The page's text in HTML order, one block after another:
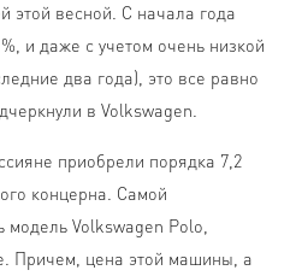
этой весной. С начала года
и даже с учетом очень низкой
два года), это все равно
в Volkswagen.
приобрели порядка 7,2
концерна. Самой
модель Volkswagen Polo,
Причем, цена этой машины, а